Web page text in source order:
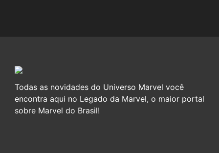
Todas as novidades do Universo Marvel você
encontra aqui no Legado da Marvel, o maior portal
sobre Marvel do Brasil!